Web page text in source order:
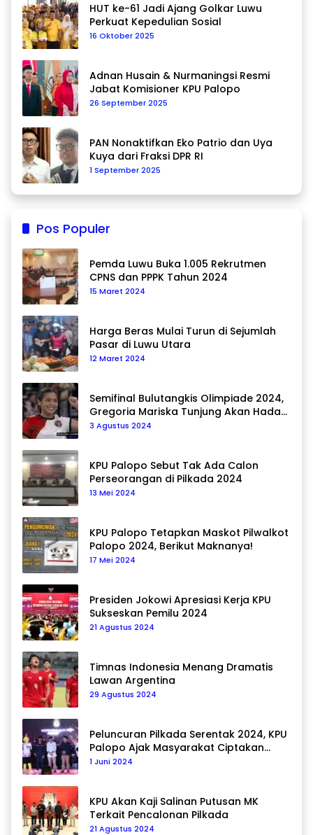
HUT ke-61 Jadi Ajang Golkar Luwu
Perkuat Kepedulian Sosial
16 Oktober 2025
Adnan Husain & Nurmaningsi Resmi
Jabat Komisioner KPU Palopo
26 September 2025
PAN Nonaktifkan Eko Patrio dan Uya
Kuya dari Fraksi DPR RI
1 September 2025
Pos Populer
Pemda Luwu Buka 1.005 Rekrutmen
CPNS dan PPPK Tahun 2024
15 Maret 2024
Harga Beras Mulai Turun di Sejumlah
Pasar di Luwu Utara
12 Maret 2024
Semifinal Bulutangkis Olimpiade 2024,
Gregoria Mariska Tunjung Akan Hadapi
Pemain Asal Korea Selatan
3 Agustus 2024
KPU Palopo Sebut Tak Ada Calon
Perseorangan di Pilkada 2024
13 Mei 2024
KPU Palopo Tetapkan Maskot Pilwalkot
Palopo 2024, Berikut Maknanya!
17 Mei 2024
Presiden Jokowi Apresiasi Kerja KPU
Sukseskan Pemilu 2024
21 Agustus 2024
Timnas Indonesia Menang Dramatis
Lawan Argentina
29 Agustus 2024
Peluncuran Pilkada Serentak 2024, KPU
Palopo Ajak Masyarakat Ciptakan
Pilkada Damai
1 Juni 2024
KPU Akan Kaji Salinan Putusan MK
Terkait Pencalonan Pilkada
21 Agustus 2024